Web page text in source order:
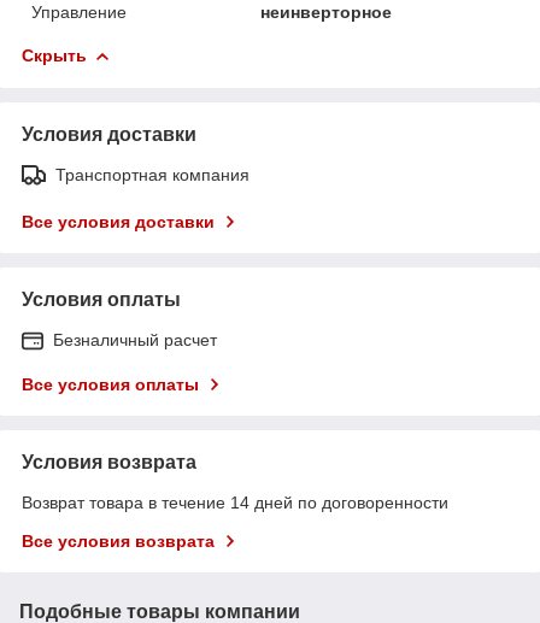
Управление
неинверторное
Скрыть
Условия доставки
Транспортная компания
Все условия доставки
Условия оплаты
Безналичный расчет
Все условия оплаты
Условия возврата
Возврат товара в течение 14 дней по договоренности
Все условия возврата
Подобные товары компании